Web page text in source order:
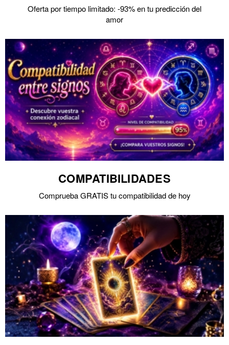
Oferta por tiempo limitado: -93% en tu predicción del
amor
COMPATIBILIDADES
Comprueba GRATIS tu compatibilidad de hoy